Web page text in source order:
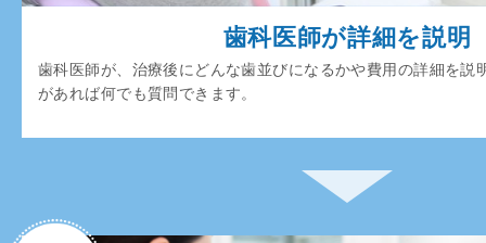
歯科医師が詳細を説明
歯科医師が、治療後にどんな歯並びになるかや費用の詳細を説
があれば何でも質問できます。